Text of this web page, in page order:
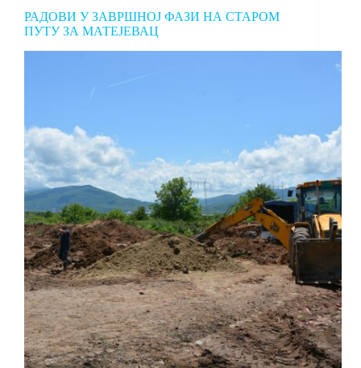
РАДОВИ У ЗАВРШНОЈ ФАЗИ НА СТАРОМ
ПУТУ ЗА МАТЕЈЕВАЦ